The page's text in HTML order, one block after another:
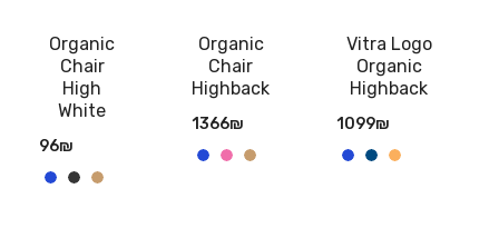
Organic
Chair
High
White
96₪
Organic
Chair
Highback
1366₪
Vitra Logo
Organic
Highback
1099₪